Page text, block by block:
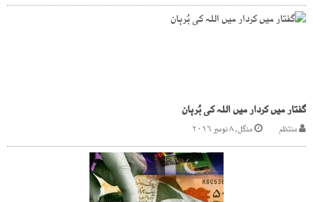
گفتار میں کردار میں اللہ کی بُرہان
منتظم منگل, ۸ نومبر ۲۰۱۶